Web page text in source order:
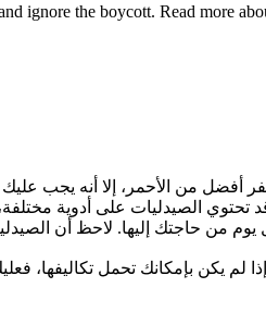
ignore the boycott. Read more
أفضل من الأحمر، إلا أنه يجب
الصيدليات على أدوية
يوم من حاجتك إليها. لاحظ أن